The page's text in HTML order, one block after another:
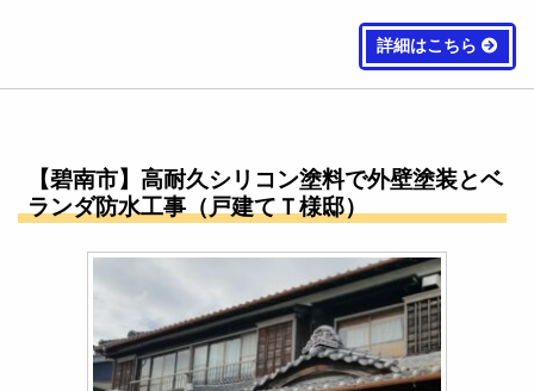
詳細はこちら
【碧南市】高耐久シリコン塗料で外壁塗装とベ
ランダ防水工事（戸建てＴ様邸）